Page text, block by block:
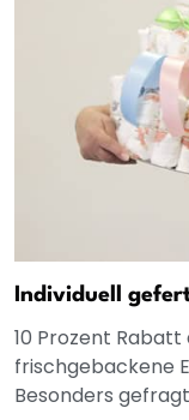
Individuell
10 Prozent
frischgebackene
Besonders